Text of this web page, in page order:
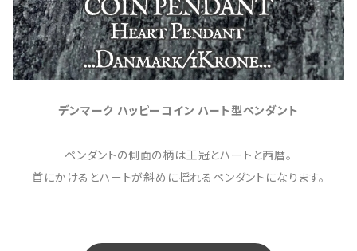
デンマーク ハッピーコイン ハート型ペンダント
ペンダントの側面の柄は王冠とハートと西暦。
首にかけるとハートが斜めに揺れるペンダントになります。